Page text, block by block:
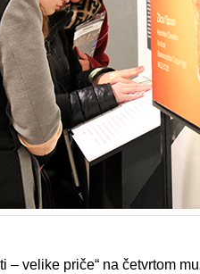
– velike priče“ na četvrtom